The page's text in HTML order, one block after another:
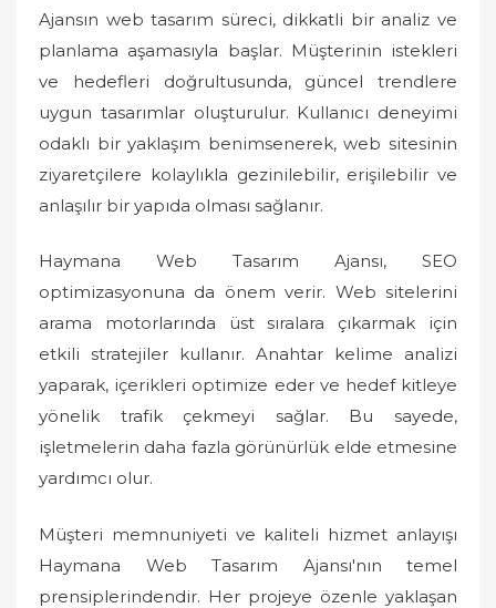
Ajansın web tasarım süreci, dikkatli bir analiz ve
planlama aşamasıyla başlar. Müşterinin istekleri
ve hedefleri doğrultusunda, güncel trendlere
uygun tasarımlar oluşturulur. Kullanıcı deneyimi
odaklı bir yaklaşım benimsenerek, web sitesinin
ziyaretçilere kolaylıkla gezinilebilir, erişilebilir ve
anlaşılır bir yapıda olması sağlanır.
Haymana Web Tasarım Ajansı, SEO
optimizasyonuna da önem verir. Web sitelerini
arama motorlarında üst sıralara çıkarmak için
etkili stratejiler kullanır. Anahtar kelime analizi
yaparak, içerikleri optimize eder ve hedef kitleye
yönelik trafik çekmeyi sağlar. Bu sayede,
işletmelerin daha fazla görünürlük elde etmesine
yardımcı olur.
Müşteri memnuniyeti ve kaliteli hizmet anlayışı
Haymana Web Tasarım Ajansı'nın temel
prensiplerindendir. Her projeye özenle yaklaşan